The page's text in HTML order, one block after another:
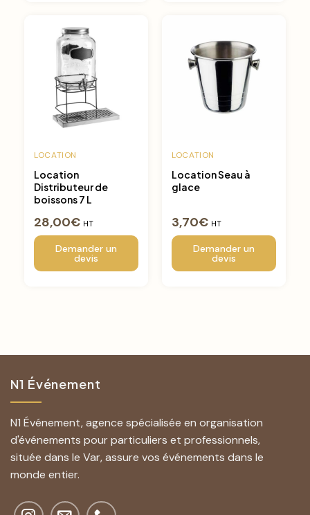
LOCATION
Location
Distributeur de
boissons 7 L
28,00€ HT
Demander un
devis
LOCATION
Location Seau à
glace
3,70€ HT
Demander un
devis
N1 Événement
N1 Événement, agence spécialisée en organisation
d'événements pour particuliers et professionnels,
située dans le Var, assure vos événements dans le
monde entier.